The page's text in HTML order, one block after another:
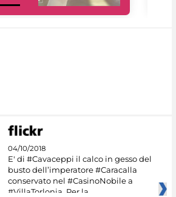
04/10/2018
E' di #Cavaceppi il calco in gesso del
busto dell’imperatore #Caracalla
conservato nel #CasinoNobile a
#VillaTorlonia. Per la